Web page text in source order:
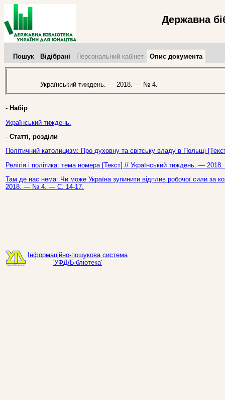
Державна
Пошук Відібрані Персональний кабінет Опис документа
Український тиждень. — 2018. — № 4.
- Набір
Український тиждень.
- Статті, розділи
Політичний католицизм: Про духовну та світську владу в Польщі
Релігія і політика: тема номера [Текст] // Український тиждень. —
Там де нас нема: Чи може Україна зупинити відплив робочої сили
2018. — № 4. — С. 14-17.
Інформаційно-пошукова система
'УФД/Бібліотека'